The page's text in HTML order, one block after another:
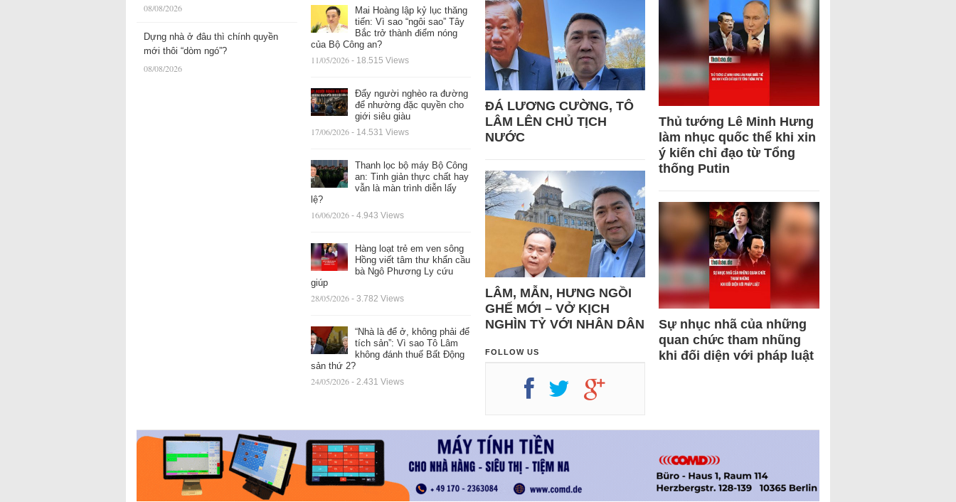
08/08/2026
Dựng nhà ở đâu thì chính quyền
mới thôi “dòm ngó”?
08/08/2026
Mai Hoàng lập kỷ lục thăng
tiến: Vì sao “ngôi sao” Tây
Bắc trở thành điểm nóng
của Bộ Công an?
11/05/2026 - 18.515 Views
Đẩy người nghèo ra đường
để nhường đặc quyền cho
giới siêu giàu
17/06/2026 - 14.531 Views
Thanh lọc bộ máy Bộ Công
an: Tinh giản thực chất hay
vẫn là màn trình diễn lấy
lệ?
16/06/2026 - 4.943 Views
Hàng loạt trẻ em ven sông
Hồng viết tâm thư khẩn cầu
bà Ngô Phương Ly cứu
giúp
28/05/2026 - 3.782 Views
“Nhà là để ở, không phải để
tích sản”: Vì sao Tô Lâm
không đánh thuế Bất Động
sản thứ 2?
24/05/2026 - 2.431 Views
ĐÁ LƯƠNG CƯỜNG, TÔ
LÂM LÊN CHỦ TỊCH
NƯỚC
LÂM, MẪN, HƯNG NGỒI
GHẾ MỚI – VỞ KỊCH
NGHÌN TỶ VỚI NHÂN DÂN
FOLLOW US
Thủ tướng Lê Minh Hưng
làm nhục quốc thể khi xin
ý kiến chỉ đạo từ Tổng
thống Putin
Sự nhục nhã của những
quan chức tham nhũng
khi đối diện với pháp luật